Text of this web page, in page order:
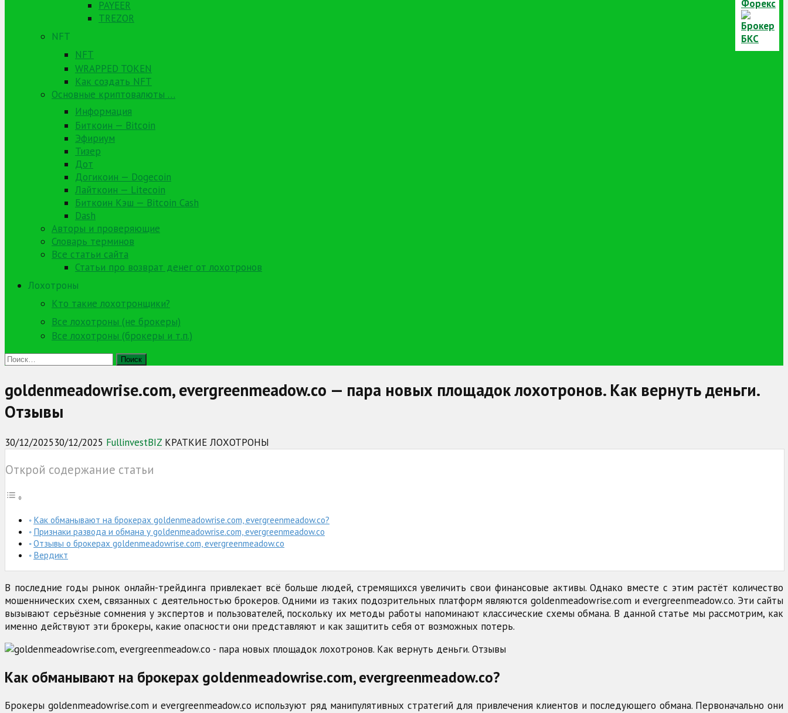
PAYEER
TREZOR
NFT
NFT
WRAPPED TOKEN
Как создать NFT
Основные криптовалюты …
Информация
Биткоин — Bitcoin
Эфириум
Тизер
Дот
Догикоин — Dogecoin
Лайткоин — Litecoin
Биткоин Кэш — Bitcoin Cash
Dash
Авторы и проверяющие
Словарь терминов
Все статьи сайта
Статьи про возврат денег от лохотронов
Лохотроны
Кто такие лохотронщики?
Все лохотроны (не брокеры)
Все лохотроны (брокеры и т.п.)
Найти:
goldenmeadowrise.com, evergreenmeadow.co — пара новых площадок лохотронов. Как вернуть деньги.
Отзывы
30/12/202530/12/2025 FullinvestBIZ КРАТКИЕ ЛОХОТРОНЫ
Открой содержание статьи
Как обманывают на брокерах goldenmeadowrise.com, evergreenmeadow.co?
Признаки развода и обмана у goldenmeadowrise.com, evergreenmeadow.co
Отзывы о брокерах goldenmeadowrise.com, evergreenmeadow.co
Вердикт
В последние годы рынок онлайн-трейдинга привлекает всё больше людей, стремящихся увеличить свои финансовые активы. Однако вместе с этим растёт количество
мошеннических схем, связанных с деятельностью брокеров. Одними из таких подозрительных платформ являются goldenmeadowrise.com и evergreenmeadow.co. Эти сайты
вызывают серьёзные сомнения у экспертов и пользователей, поскольку их методы работы напоминают классические схемы обмана. В данной статье мы рассмотрим, как
именно действуют эти брокеры, какие опасности они представляют и как защитить себя от возможных потерь.
Как обманывают на брокерах goldenmeadowrise.com, evergreenmeadow.co?
Брокеры goldenmeadowrise.com и evergreenmeadow.co используют ряд манипулятивных стратегий для привлечения клиентов и последующего обмана. Первоначально они